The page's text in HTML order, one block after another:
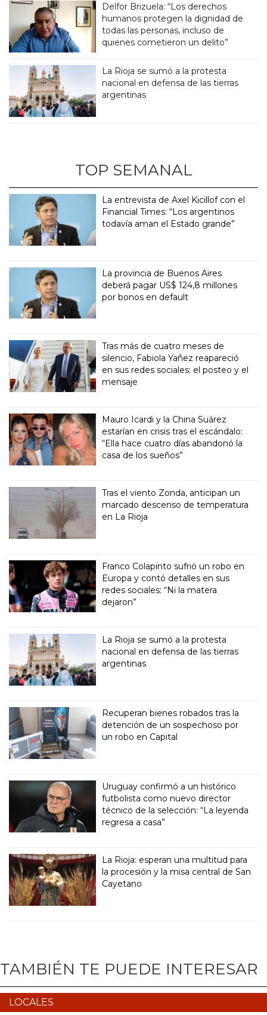
Delfor Brizuela: “Los derechos
humanos protegen la dignidad de
todas las personas, incluso de
quienes cometieron un delito”
La Rioja se sumó a la protesta
nacional en defensa de las tierras
argentinas
TOP SEMANAL
La entrevista de Axel Kicillof con el
Financial Times: “Los argentinos
todavía aman el Estado grande”
La provincia de Buenos Aires
deberá pagar US$ 124,8 millones
por bonos en default
Tras más de cuatro meses de
silencio, Fabiola Yañez reapareció
en sus redes sociales: el posteo y el
mensaje
Mauro Icardi y la China Suárez
estarían en crisis tras el escándalo:
“Ella hace cuatro días abandonó la
casa de los sueños”
Tras el viento Zonda, anticipan un
marcado descenso de temperatura
en La Rioja
Franco Colapinto sufrió un robo en
Europa y contó detalles en sus
redes sociales: “Ni la matera
dejaron”
La Rioja se sumó a la protesta
nacional en defensa de las tierras
argentinas
Recuperan bienes robados tras la
detención de un sospechoso por
un robo en Capital
Uruguay confirmó a un histórico
futbolista como nuevo director
técnico de la selección: “La leyenda
regresa a casa”
La Rioja: esperan una multitud para
la procesión y la misa central de San
Cayetano
TAMBIÉN TE PUEDE INTERESAR
LOCALES